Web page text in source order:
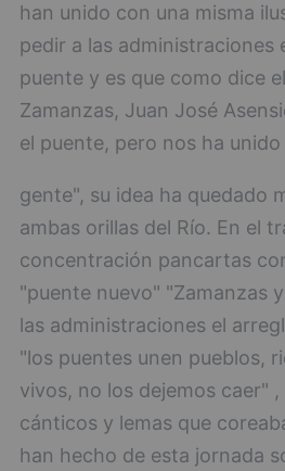
han unido con una misma
pedir a las administraciones
puente y es que como dice
Zamanzas, Juan José
el puente, pero nos ha unido
gente", su idea ha quedado
ambas orillas del Río. En el
concentración pancartas
"puente nuevo" "Zamanzas
las administraciones el
"los puentes unen pueblos,
vivos, no los dejemos caer"
cánticos y lemas que
han hecho de esta jornada